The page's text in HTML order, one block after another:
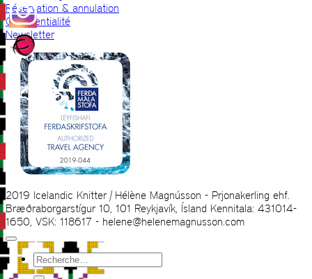
Réservation & annulation
Confidentialité
Newsletter
2019 Icelandic Knitter | Hélène Magnússon - Prjonakerling ehf.
Bræðraborgarstígur 10, 101 Reykjavík, Ísland Kennitala: 431014-
1650, VSK: 118617 - helene@helenemagnusson.com
Recherche
pour :